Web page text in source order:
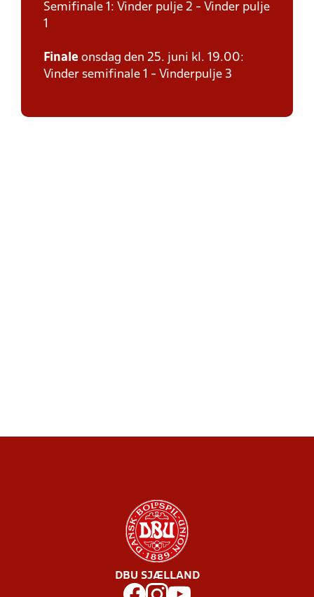
Semifinale 1: Vinder pulje 2 - Vinder pulje
1
Finale onsdag den 25. juni kl. 19.00:
Vinder semifinale 1 - Vinderpulje 3
DBU SJÆLLAND